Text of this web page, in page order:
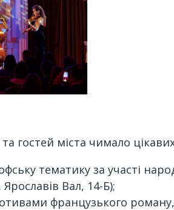
гостей міста чимало
тематику за участі
Ярославів Вал, 14-Б);
французького роману,